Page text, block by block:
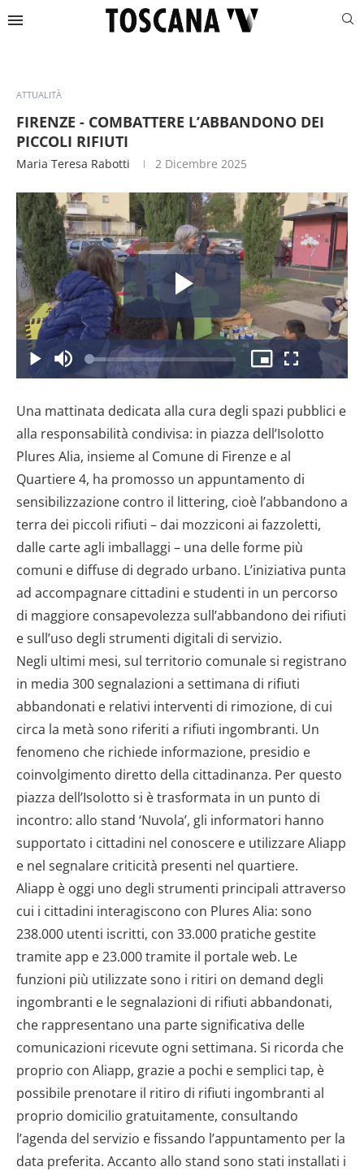
ATTUALITÀ
FIRENZE - COMBATTERE L’ABBANDONO DEI
PICCOLI RIFIUTI
Maria Teresa Rabotti 2 Dicembre 2025
il
video
PlayDisattiva
l’audio
Caricato:
11.23%
Picture-
in-
Schermo
intero
Una mattinata dedicata alla cura degli spazi pubblici e
alla responsabilità condivisa: in piazza dell’Isolotto
Plures Alia, insieme al Comune di Firenze e al
Quartiere 4, ha promosso un appuntamento di
sensibilizzazione contro il littering, cioè l’abbandono a
terra dei piccoli rifiuti – dai mozziconi ai fazzoletti,
dalle carte agli imballaggi – una delle forme più
comuni e diffuse di degrado urbano. L’iniziativa punta
ad accompagnare cittadini e studenti in un percorso
di maggiore consapevolezza sull’abbandono dei rifiuti
e sull’uso degli strumenti digitali di servizio.
Negli ultimi mesi, sul territorio comunale si registrano
in media 300 segnalazioni a settimana di rifiuti
abbandonati e relativi interventi di rimozione, di cui
circa la metà sono riferiti a rifiuti ingombranti. Un
fenomeno che richiede informazione, presidio e
coinvolgimento diretto della cittadinanza. Per questo
piazza dell’Isolotto si è trasformata in un punto di
incontro: allo stand ‘Nuvola’, gli informatori hanno
supportato i cittadini nel conoscere e utilizzare Aliapp
e nel segnalare criticità presenti nel quartiere.
Aliapp è oggi uno degli strumenti principali attraverso
cui i cittadini interagiscono con Plures Alia: sono
238.000 utenti iscritti, con 33.000 pratiche gestite
tramite app e 23.000 tramite il portale web. Le
funzioni più utilizzate sono i ritiri on demand degli
ingombranti e le segnalazioni di rifiuti abbandonati,
che rappresentano una parte significativa delle
comunicazioni ricevute ogni settimana. Si ricorda che
proprio con Aliapp, grazie a pochi e semplici tap, è
possibile prenotare il ritiro di rifiuti ingombranti al
proprio domicilio gratuitamente, consultando
l’agenda del servizio e fissando l’appuntamento per la
data preferita. Accanto allo stand sono stati installati i